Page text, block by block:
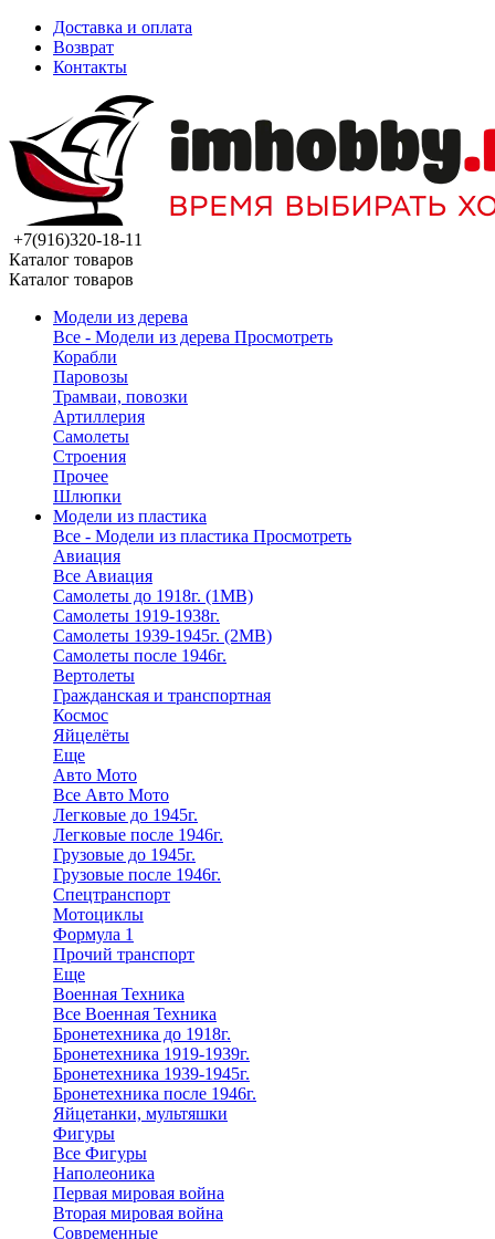
Доставка и оплата
Возврат
Контакты
+7(916)320-18-11
Каталог товаров
Каталог товаров
Модели из дерева
Все - Модели из дерева Просмотреть
Корабли
Паровозы
Трамваи, повозки
Артиллерия
Самолеты
Строения
Прочее
Шлюпки
Модели из пластика
Все - Модели из пластика Просмотреть
Авиация
Все Авиация
Самолеты до 1918г. (1МВ)
Самолеты 1919-1938г.
Самолеты 1939-1945г. (2МВ)
Самолеты после 1946г.
Вертолеты
Гражданская и транспортная
Космос
Яйцелёты
Еще
Авто Мото
Все Авто Мото
Легковые до 1945г.
Легковые после 1946г.
Грузовые до 1945г.
Грузовые после 1946г.
Спецтранспорт
Мотоциклы
Формула 1
Прочий транспорт
Еще
Военная Техника
Все Военная Техника
Бронетехника до 1918г.
Бронетехника 1919-1939г.
Бронетехника 1939-1945г.
Бронетехника после 1946г.
Яйцетанки, мультяшки
Фигуры
Все Фигуры
Наполеоника
Первая мировая война
Вторая мировая война
Современные